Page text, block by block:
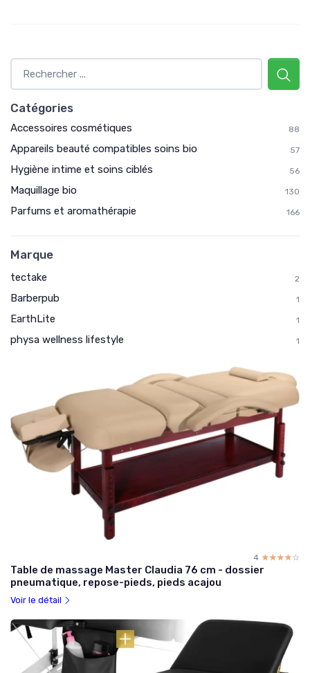
Catégories
Accessoires cosmétiques 88
Appareils beauté compatibles soins bio 57
Hygiène intime et soins ciblés 56
Maquillage bio 130
Parfums et aromathérapie 166
Marque
tectake 2
Barberpub 1
EarthLite 1
physa wellness lifestyle 1
4 ☆☆☆☆☆
★★★★★
Table de massage Master Claudia 76 cm - dossier
pneumatique, repose-pieds, pieds acajou
Voir le détail